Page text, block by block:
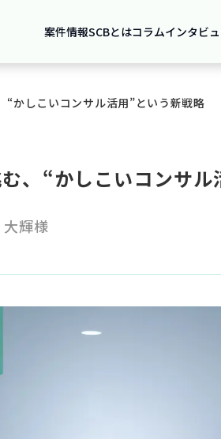
案件情報SCBとはコラムインタビ
かしこいコンサル活用”という新戦略
、“かしこいコンサル
輝様